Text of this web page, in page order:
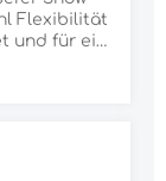
Flexibilität
und für eine
auch für
frisch im